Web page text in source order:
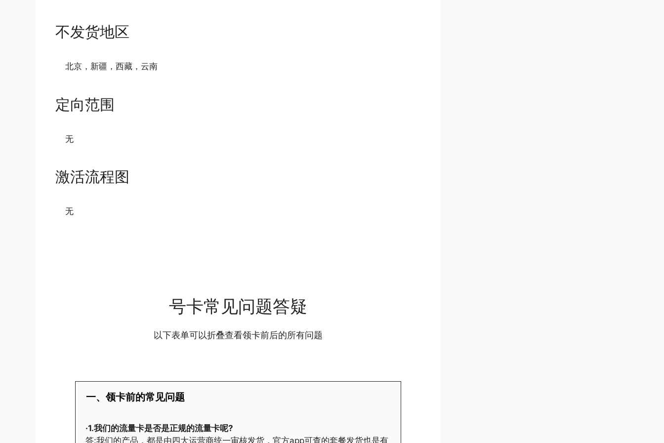
不发货地区
北京，新疆，西藏，云南
定向范围
无
激活流程图
无
号卡常见问题答疑
以下表单可以折叠查看领卡前后的所有问题
一、领卡前的常见问题
·1.我们的流量卡是否是正规的流量卡呢?
答:我们的产品，都是由四大运营商统一审核发货，官方app可查的套餐发货也是有